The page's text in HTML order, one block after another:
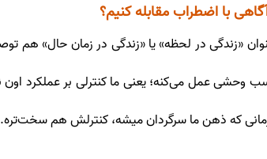
با اضطراب مقابله کنیم؟
«زندگی در لحظه» یا «زندگی در زمان حال» هم
وحشی عمل می‌کنه؛ یعنی ما کنترلی بر عملکرد اون
که ذهن ما سرگردان میشه، کنترلش هم سخت‌تره.